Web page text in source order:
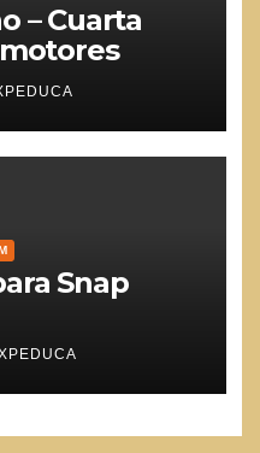
– Cuarta
Snap